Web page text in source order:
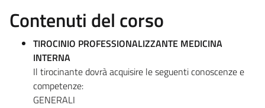
Contenuti del corso
TIROCINIO PROFESSIONALIZZANTE MEDICINA
INTERNA
Il tirocinante dovrà acquisire le seguenti conoscenze e
competenze:
GENERALI